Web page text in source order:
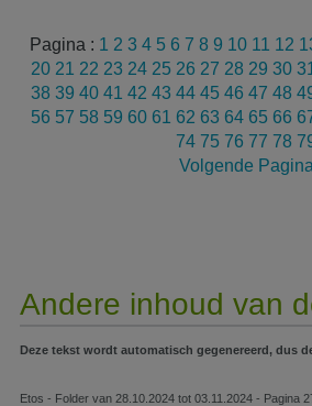
Pagina : 1 2 3 4 5 6 7 8 9 10 11 12
20 21 22 23 24 25 26 27 28 29 30
38 39 40 41 42 43 44 45 46 47 48
56 57 58 59 60 61 62 63 64 65 66
74 75 76 77 78
Volgende Pagina
Andere inhoud van
Deze tekst wordt automatisch gegenereerd, dus
Etos - Folder van 28.10.2024 tot 03.11.2024 - Pagina